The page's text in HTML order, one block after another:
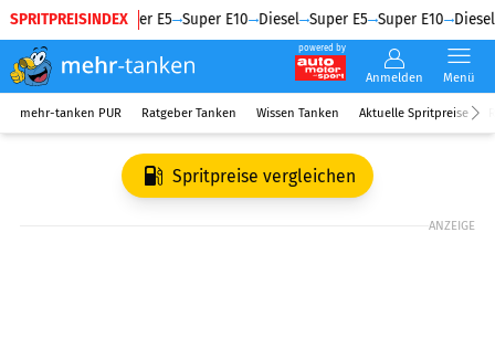
SPRITPREISINDEX
Diesel Super E5 Super E10 Diesel Super E5 Super E10 Diesel
powered by
Anmelden Menü
mehr-tanken PUR Ratgeber Tanken Wissen Tanken Aktuelle Spritpreise
Spritpreise vergleichen
ANZEIGE